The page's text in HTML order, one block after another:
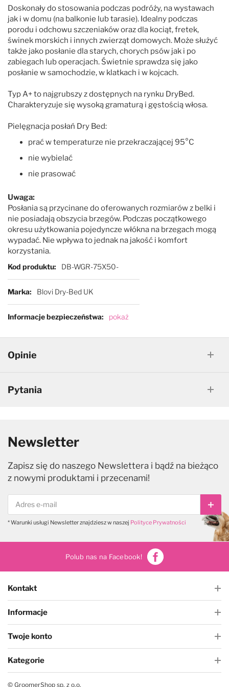
Doskonały do stosowania podczas podróży, na wystawach
jak i w domu (na balkonie lub tarasie). Idealny podczas
porodu i odchowu szczeniaków oraz dla kociąt, fretek,
świnek morskich i innych zwierząt domowych. Może służyć
także jako posłanie dla starych, chorych psów jak i po
zabiegach lub operacjach. Świetnie sprawdza się jako
posłanie w samochodzie, w klatkach i w kojcach.
Typ A+ to najgrubszy z dostępnych na rynku DryBed.
Charakteryzuje się wysoką gramaturą i gęstością włosa.
Pielęgnacja posłań Dry Bed:
prać w temperaturze nie przekraczającej 95°C
nie wybielać
nie prasować
Uwaga:
Posłania są przycinane do oferowanych rozmiarów z belki i
nie posiadają obszycia brzegów. Podczas początkowego
okresu użytkowania pojedyncze włókna na brzegach mogą
wypadać. Nie wpływa to jednak na jakość i komfort
korzystania.
Więcej informacji
Kod produktu DB-WGR-75X50-
Marka Blovi Dry-Bed UK
Informacje bezpieczeństwa pokaż
Opinie
Pytania
Newsletter
Zapisz się do naszego Newslettera i bądź na bieżąco
z nowymi produktami i przecenami!
* Warunki usługi Newsletter znajdziesz w naszej Polityce Prywatności
Polub nas na Facebook!
Kontakt
Informacje
Twoje konto
Kategorie
© GroomerShop sp. z o.o.